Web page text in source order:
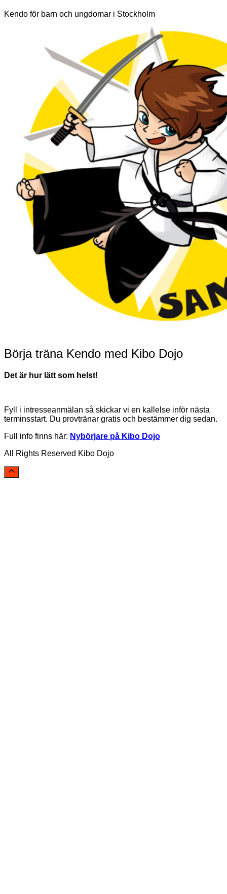
Kendo för barn och ungdomar i Stockholm
Börja träna Kendo med Kibo Dojo
Det är hur lätt som helst!
Fyll i intresseanmälan så skickar vi en kallelse inför nästa
terminsstart. Du provtränar gratis och bestämmer dig sedan.
Full info finns här: Nybörjare på Kibo Dojo
All Rights Reserved Kibo Dojo